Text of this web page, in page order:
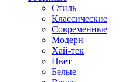
Стиль
Классические
Современные
Модерн
Хай-тек
Цвет
Белые